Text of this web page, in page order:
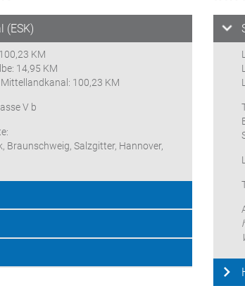
(ESK)
KM
14,95 KM
Mittellandkanal: 100,23 KM
V b
Braunschweig, Salzgitter, Hannover,